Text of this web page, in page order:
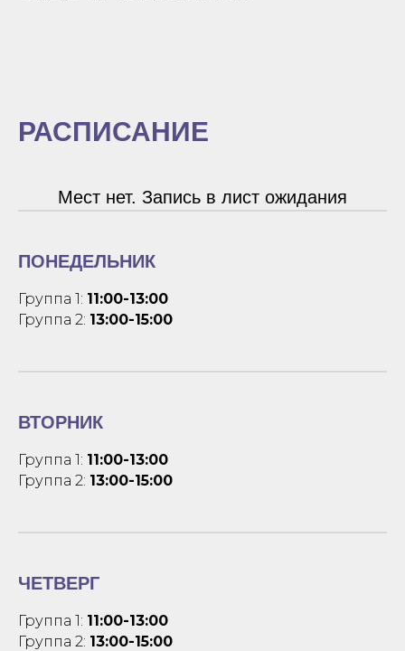
РАСПИСАНИЕ
Мест нет. Запись в лист ожидания
ПОНЕДЕЛЬНИК
Группа 1: 11:00-13:00
Группа 2: 13:00-15:00
ВТОРНИК
Группа 1: 11:00-13:00
Группа 2: 13:00-15:00
ЧЕТВЕРГ
Группа 1: 11:00-13:00
Группа 2: 13:00-15:00